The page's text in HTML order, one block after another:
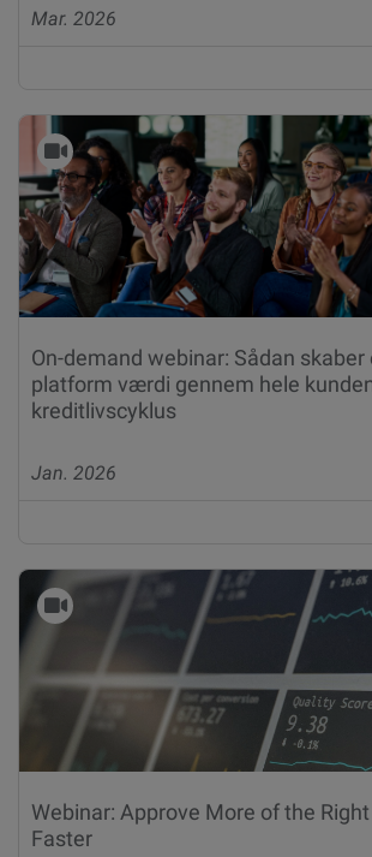
Mar. 2026
On-demand webinar: Sådan
platform værdi gennem hele
kreditlivscyklus
Jan. 2026
Webinar: Approve More of the
Faster